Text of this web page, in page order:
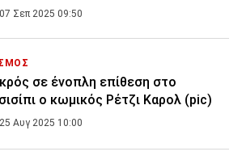
07 Σεπ 2025 09:50
σε ένοπλη επίθεση στο
ο κωμικός Ρέτζι Καρολ (pic)
25 Αυγ 2025 10:00